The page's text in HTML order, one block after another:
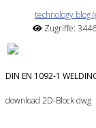
technology blog
Zugriffe: 3446
DIN EN 1092-1
download 2D-Block dwg